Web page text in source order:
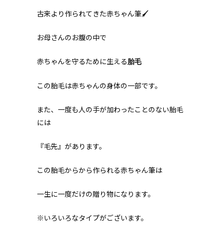
古来より作られてきた赤ちゃん筆🖌
お母さんのお腹の中で
赤ちゃんを守るために生える胎毛
この胎毛は赤ちゃんの身体の一部です。
また、一度も人の手が加わったことのない胎毛
には
『毛先』があります。
この胎毛からから作られる赤ちゃん筆は
一生に一度だけの贈り物になります。
※いろいろなタイプがございます。